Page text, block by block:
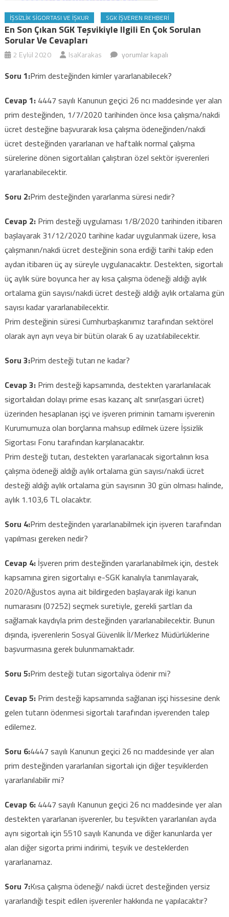
İŞSIZLIK SIGORTASI VE İŞKUR SGK İŞVEREN REHBERI
En Son Çıkan SGK Teşvikiyle Ilgili En Çok Sorulan
Sorular Ve Cevapları
2 Eylül 2020 IsaKarakas
En
çıkan
teşvikiyle
ilgili
en
çok
sorulan
cevapları
yorumlar kapalı
Soru 1:Prim desteğinden kimler yararlanabilecek?
Cevap 1: 4447 sayılı Kanunun geçici 26 ncı maddesinde yer alan
prim desteğinden, 1/7/2020 tarihinden önce kısa çalışma/nakdi
ücret desteğine başvurarak kısa çalışma ödeneğinden/nakdi
ücret desteğinden yararlanan ve haftalık normal çalışma
sürelerine dönen sigortalıları çalıştıran özel sektör işverenleri
yararlanabilecektir.
Soru 2:Prim desteğinden yararlanma süresi nedir?
Cevap 2: Prim desteği uygulaması 1/8/2020 tarihinden itibaren
başlayarak 31/12/2020 tarihine kadar uygulanmak üzere, kısa
çalışmanın/nakdi ücret desteğinin sona erdiği tarihi takip eden
aydan itibaren üç ay süreyle uygulanacaktır. Destekten, sigortalı
üç aylık süre boyunca her ay kısa çalışma ödeneği aldığı aylık
ortalama gün sayısı/nakdi ücret desteği aldığı aylık ortalama gün
sayısı kadar yararlanabilecektir.
Prim desteğinin süresi Cumhurbaşkanımız tarafından sektörel
olarak ayrı ayrı veya bir bütün olarak 6 ay uzatılabilecektir.
Soru 3:Prim desteği tutarı ne kadar?
Cevap 3: Prim desteği kapsamında, destekten yararlanılacak
sigortalıdan dolayı prime esas kazanç alt sınır(asgari ücret)
üzerinden hesaplanan işçi ve işveren priminin tamamı işverenin
Kurumumuza olan borçlarına mahsup edilmek üzere İşsizlik
Sigortası Fonu tarafından karşılanacaktır.
Prim desteği tutarı, destekten yararlanacak sigortalının kısa
çalışma ödeneği aldığı aylık ortalama gün sayısı/nakdi ücret
desteği aldığı aylık ortalama gün sayısının 30 gün olması halinde,
aylık 1.103,6 TL olacaktır.
Soru 4:Prim desteğinden yararlanabilmek için işveren tarafından
yapılması gereken nedir?
Cevap 4: İşveren prim desteğinden yararlanabilmek için, destek
kapsamına giren sigortalıyı e-SGK kanalıyla tanımlayarak,
2020/Ağustos ayına ait bildirgeden başlayarak ilgi kanun
numarasını (07252) seçmek suretiyle, gerekli şartları da
sağlamak kaydıyla prim desteğinden yararlanabilecektir. Bunun
dışında, işverenlerin Sosyal Güvenlik İl/Merkez Müdürlüklerine
başvurmasına gerek bulunmamaktadır.
Soru 5:Prim desteği tutarı sigortalıya ödenir mi?
Cevap 5: Prim desteği kapsamında sağlanan işçi hissesine denk
gelen tutarın ödenmesi sigortalı tarafından işverenden talep
edilemez.
Soru 6:4447 sayılı Kanunun geçici 26 ncı maddesinde yer alan
prim desteğinden yararlanılan sigortalı için diğer teşviklerden
yararlanılabilir mi?
Cevap 6: 4447 sayılı Kanunun geçici 26 ncı maddesinde yer alan
destekten yararlanan işverenler, bu teşvikten yararlanılan ayda
aynı sigortalı için 5510 sayılı Kanunda ve diğer kanunlarda yer
alan diğer sigorta primi indirimi, teşvik ve desteklerden
yararlanamaz.
Soru 7:Kısa çalışma ödeneği/ nakdi ücret desteğinden yersiz
yararlandığı tespit edilen işverenler hakkında ne yapılacaktır?